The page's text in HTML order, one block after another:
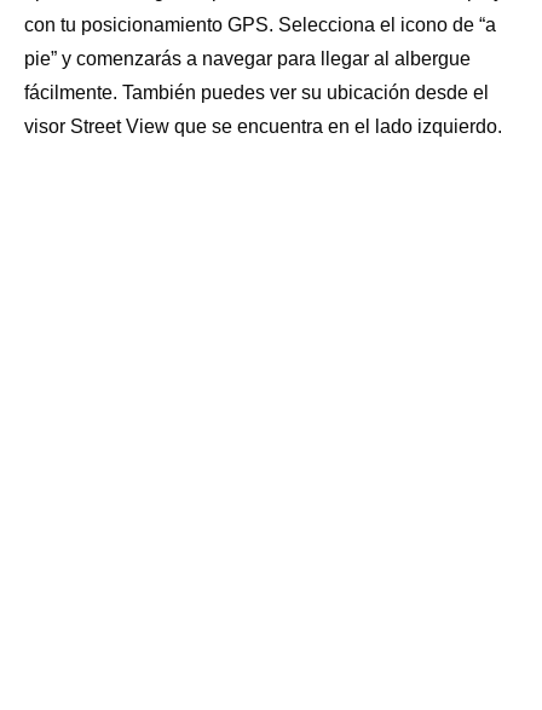
SECADORA: NO
TENDEDERO: NO
ESTABLO: NO
con tu posicionamiento GPS. Selecciona el icono de “a
pie” y comenzarás a navegar para llegar al albergue
fácilmente. También puedes ver su ubicación desde el
visor Street View que se encuentra en el lado izquierdo.